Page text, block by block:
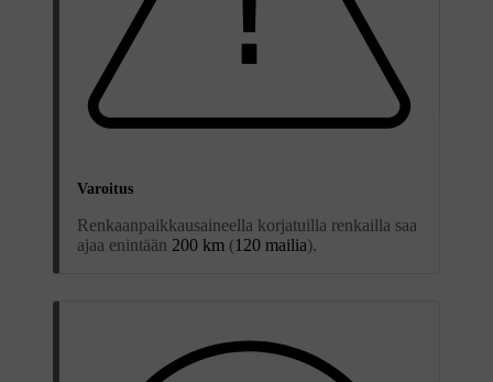
Varoitus
Renkaanpaikkausaineella korjatuilla renkailla saa
ajaa enintään 200 km (120 mailia).